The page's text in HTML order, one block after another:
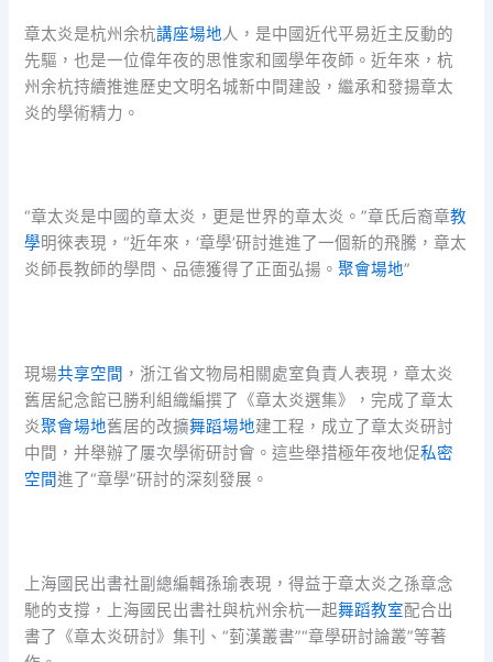
章太炎是杭州余杭講座場地 人，是中國近代平易近主反動的
先驅，也是一位偉年夜的思惟家和國學年夜師。近年來，杭
州余杭持續推進歷史文明名城新中間建設，繼承和發揚章太
炎的學術精力。
“章太炎是中國的章太炎，更是世界的章太炎。”章氏后裔章教
學明徠表現，“近年來，‘章學’研討進進了一個新的飛騰，章太
炎師長教師的學問、品德獲得了正面弘揚。聚會場地”
現場共享空間 ，浙江省文物局相關處室負責人表現，章太炎
舊居紀念館已勝利組織編撰了《章太炎選集》，完成了章太
炎聚會場地舊居的改擴舞蹈場地建工程，成立了章太炎研討
中間，并舉辦了屢次學術研討會。這些舉措極年夜地促私密
空間進了“章學”研討的深刻發展。
上海國民出書社副總編輯孫瑜表現，得益于章太炎之孫章念
馳的支撐，上海國民出書社與杭州余杭一起舞蹈教室配合出
書了《章太炎研討》集刊、“菿漢叢書”“章學研討論叢”等著